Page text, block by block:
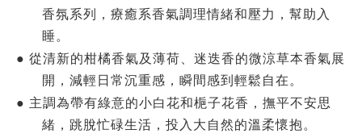
香氛系列，療癒系香氣調理情緒和壓力，幫助入
睡。
● 從清新的柑橘香氣及薄荷、迷迭香的微涼草本香氣展
開，減輕日常沉重感，瞬間感到輕鬆自在。
● 主調為帶有綠意的小白花和梔子花香，撫平不安思
緒，跳脫忙碌生活，投入大自然的溫柔懷抱。